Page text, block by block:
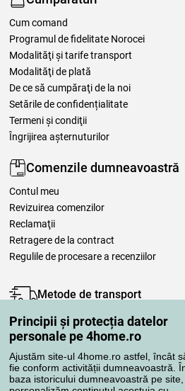
Principii și protecția datelor
personale pe 4home.ro
Ajustăm site-ul 4home.ro astfel, încât
fie conform activității dumneavoastră.
baza istoricului dumneavoastră pe site,
Cum comand
Programul de fidelitate Norocei
Modalităţi şi tarife transport
Modalităţi de plată
De ce să cumpăraţi de la noi
Setările de confidențialitate
Termeni şi condiţii
Îngrijirea așternuturilor
Comenzile dumneavoastră
Contul meu
Revizuirea comenzilor
Reclamaţii
Retragere de la contract
Regulile de procesare a recenziilor
Metode de transport
Metode de plată